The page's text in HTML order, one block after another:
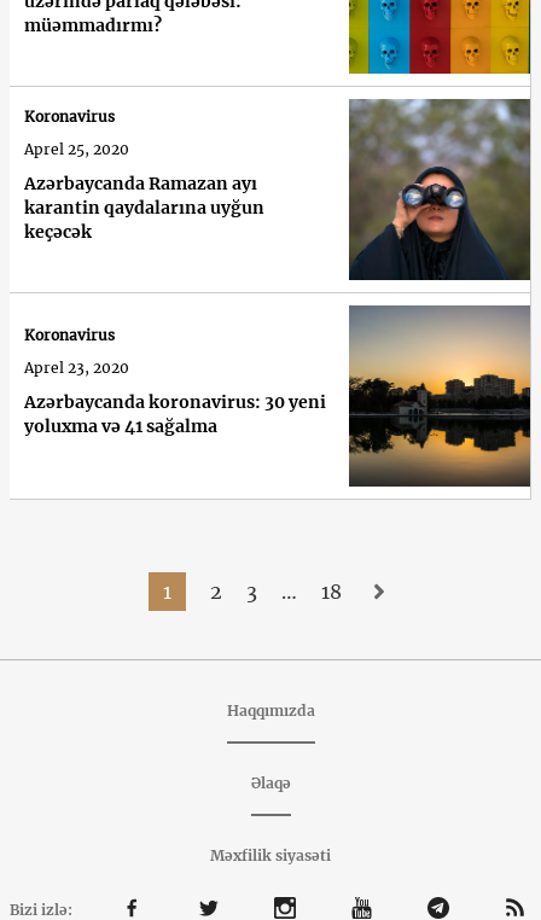
müəmmadırmı?
Azərbaycanda Ramazan ayı
karantin qaydalarına uyğun
keçəcək
Koronavirus
Aprel 25, 2020
Azərbaycanda koronavirus: 30 yeni
yoluxma və 41 sağalma
Koronavirus
Aprel 23, 2020
1 2 3 … 18
Haqqımızda
Əlaqə
Məxfilik siyasəti
Bizi izlə: